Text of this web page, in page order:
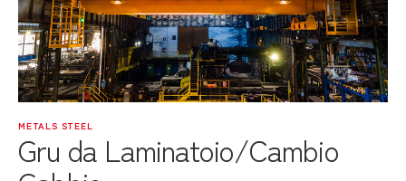
METALS STEEL
Gru da Laminatoio/Cambio